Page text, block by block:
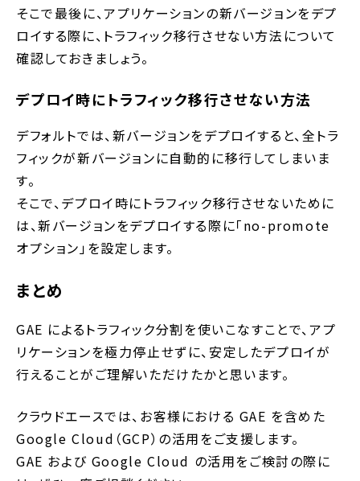
そこで最後に、アプリケーションの新バージョンをデプ
ロイする際に、トラフィック移行させない方法について
確認しておきましょう。
デプロイ時にトラフィック移行させない方法
デフォルトでは、新バージョンをデプロイすると、全トラ
フィックが新バージョンに自動的に移行してしまいま
す。
そこで、デプロイ時にトラフィック移行させないために
は、新バージョンをデプロイする際に「no-promote
オプション」を設定します。
まとめ
GAE によるトラフィック分割を使いこなすことで、アプ
リケーションを極力停止せずに、安定したデプロイが
行えることがご理解いただけたかと思います。
クラウドエースでは、お客様における GAE を含めた
Google Cloud（GCP）の活用をご支援します。
GAE および Google Cloud の活用をご検討の際に